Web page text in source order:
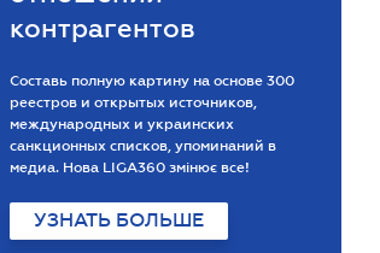
контрагентов
Составь полную картину на основе 300
реестров и открытых источников,
международных и украинских
санкционных списков, упоминаний в
медиа. Нова LIGA360 змінює все!
УЗНАТЬ БОЛЬШЕ